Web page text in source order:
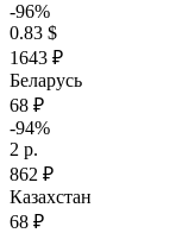
-96%
0.83 $
1643 ₽
Беларусь
68 ₽
-94%
2 р.
862 ₽
Казахстан
68 ₽